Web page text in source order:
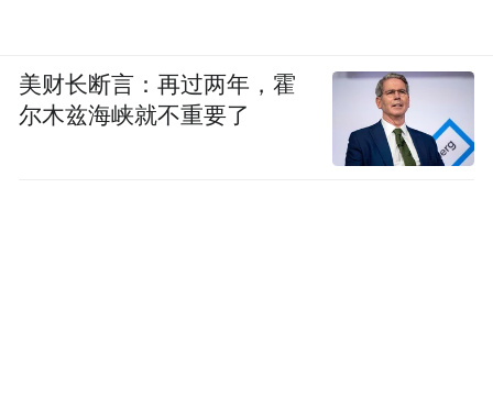
美财长断言：再过两年，霍
尔木兹海峡就不重要了